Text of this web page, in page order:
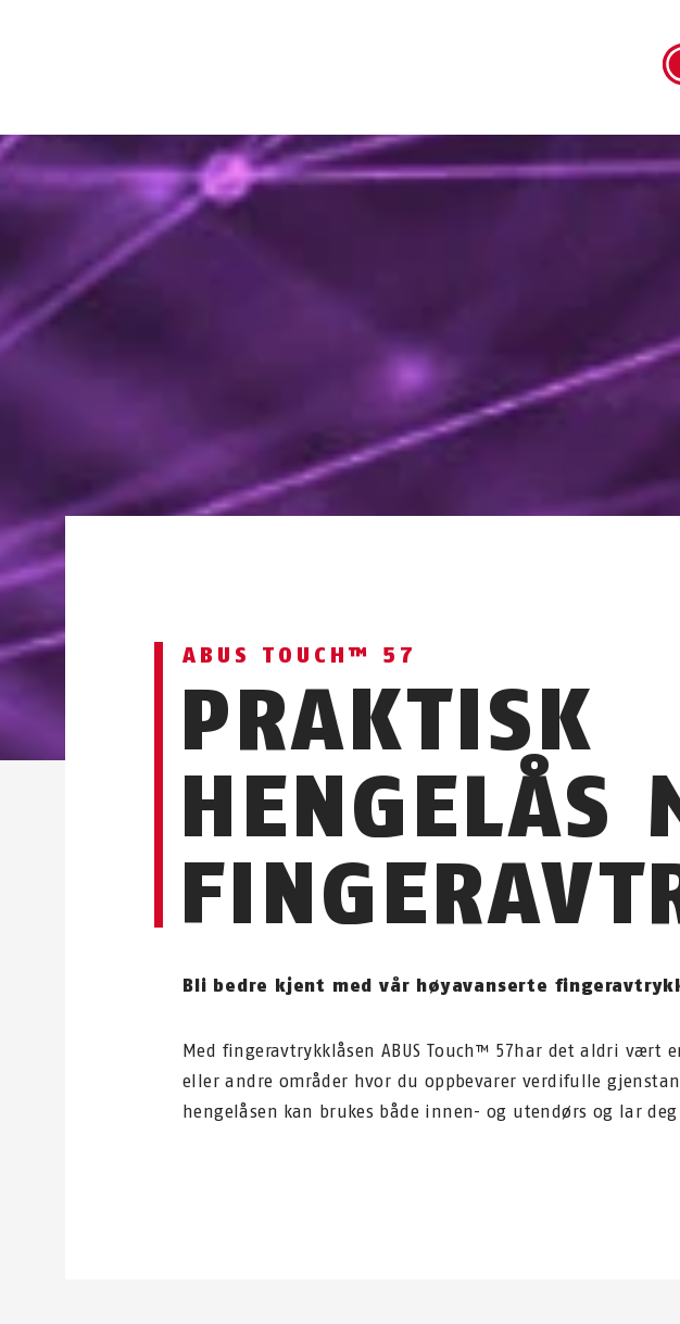
ABUS TOUCH™ 57
PRAKTISK
HENGELÅS
Bli bedre kjent med vår høyavanserte
Med fingeravtrykklåsen ABUS Touch™ 57har det aldri vært
eller andre områder hvor du oppbevarer verdifulle
hengelåsen kan brukes både innen- og utendørs og lar